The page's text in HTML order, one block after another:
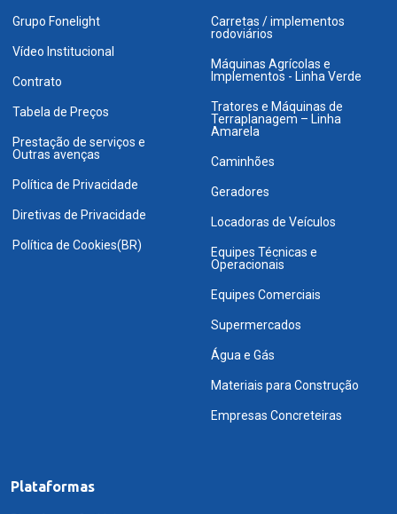
Grupo Fonelight
Vídeo Institucional
Contrato
Tabela de Preços
Prestação de serviços e
Outras avenças
Política de Privacidade
Diretivas de Privacidade
Política de Cookies(BR)
Carretas / implementos
rodoviários
Máquinas Agrícolas e
Implementos - Linha Verde
Tratores e Máquinas de
Terraplanagem – Linha
Amarela
Caminhões
Geradores
Locadoras de Veículos
Equipes Técnicas e
Operacionais
Equipes Comerciais
Supermercados
Água e Gás
Materiais para Construção
Empresas Concreteiras
Plataformas